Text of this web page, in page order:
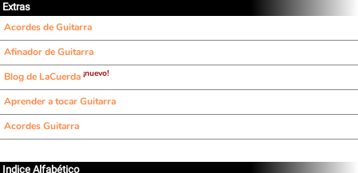
Extras
Acordes de Guitarra
Afinador de Guitarra
Blog de LaCuerda ¡nuevo!
Aprender a tocar Guitarra
Acordes Guitarra
Indice Alfabético